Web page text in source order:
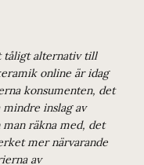
tåligt alternativ till
online är idag
konsumenten, det
mindre inslag av
räkna med, det
mer närvarande
av